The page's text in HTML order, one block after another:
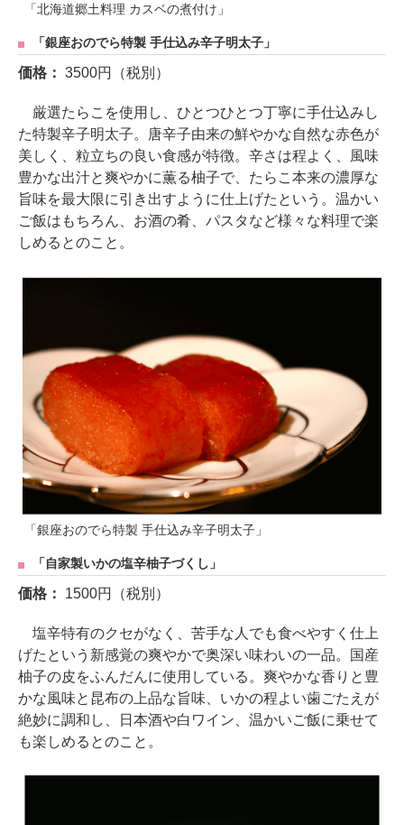
「北海道郷土料理 カスベの煮付け」
「銀座おのでら特製 手仕込み辛子明太子」
価格： 3500円（税別）
厳選たらこを使用し、ひとつひとつ丁寧に手仕込みし
た特製辛子明太子。唐辛子由来の鮮やかな自然な赤色が
美しく、粒立ちの良い食感が特徴。辛さは程よく、風味
豊かな出汁と爽やかに薫る柚子で、たらこ本来の濃厚な
旨味を最大限に引き出すように仕上げたという。温かい
ご飯はもちろん、お酒の肴、パスタなど様々な料理で楽
しめるとのこと。
「銀座おのでら特製 手仕込み辛子明太子」
「自家製いかの塩辛柚子づくし」
価格： 1500円（税別）
塩辛特有のクセがなく、苦手な人でも食べやすく仕上
げたという新感覚の爽やかで奥深い味わいの一品。国産
柚子の皮をふんだんに使用している。爽やかな香りと豊
かな風味と昆布の上品な旨味、いかの程よい歯ごたえが
絶妙に調和し、日本酒や白ワイン、温かいご飯に乗せて
も楽しめるとのこと。